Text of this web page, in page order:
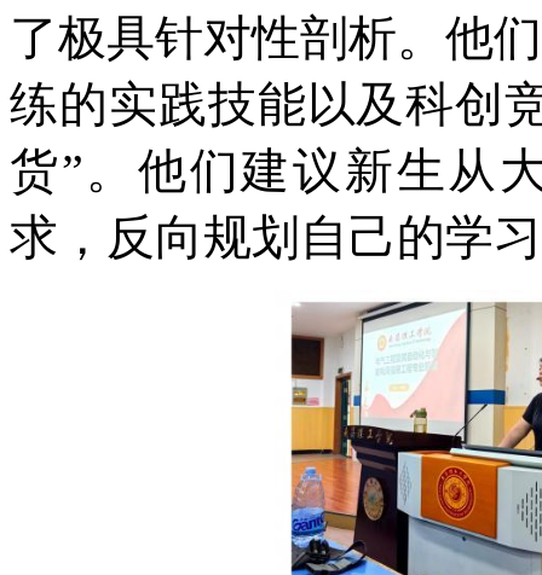
了极具针对性剖析。他
练的实践技能以及科创
货”。他们建议新生从
求，反向规划自己的学